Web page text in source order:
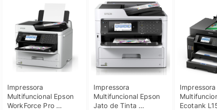
Impressora
Multifuncional Epson
WorkForce Pro
Impressora
Multifuncional Epson
Jato de Tinta
Impressora
Ecotank